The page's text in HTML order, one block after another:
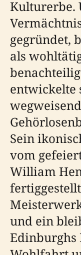
Kulturerbe.
gegründet,
als
entwickelte
Sein
vom
William
und ein
Edinburghs